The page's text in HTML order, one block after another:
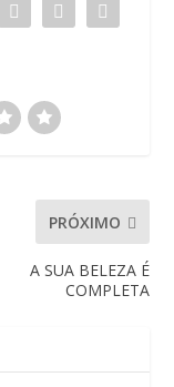
PRÓXIMO
A SUA BELEZA É
COMPLETA